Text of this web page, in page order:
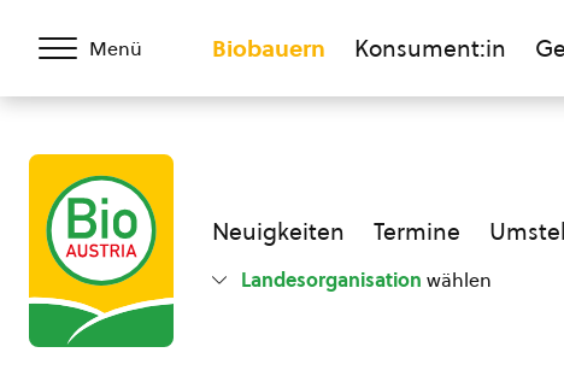
Menü Biobauern Konsument:in
Neuigkeiten Termine
Landesorganisation wählen